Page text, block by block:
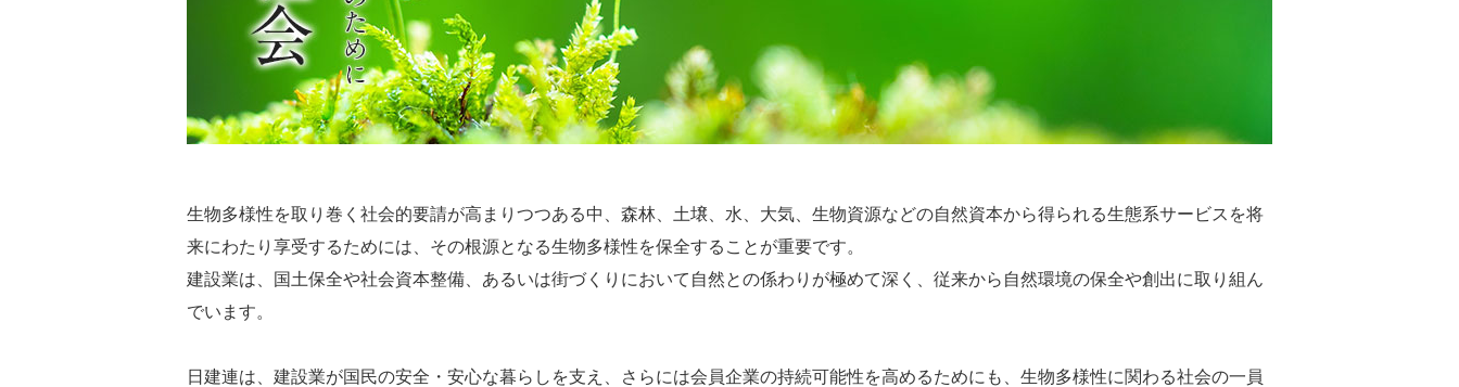
生物多様性を取り巻く社会的要請が高まりつつある中、森林、土壌、水、大気、生物資源などの自然資本から得られる生態系サービスを将
来にわたり享受するためには、その根源となる生物多様性を保全することが重要です。
建設業は、国土保全や社会資本整備、あるいは街づくりにおいて自然との係わりが極めて深く、従来から自然環境の保全や創出に取り組ん
でいます。
日建連は、建設業が国民の安全・安心な暮らしを支え、さらには会員企業の持続可能性を高めるためにも、生物多様性に関わる社会の一員